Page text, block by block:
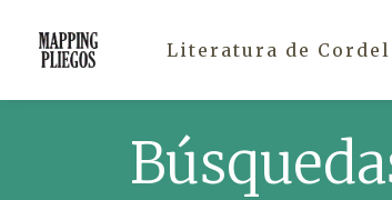
Literatura de Cordel